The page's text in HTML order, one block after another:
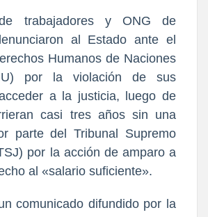
trabajadores y ONG de
al Estado ante el
Humanos de Naciones
por la violación de sus
a la justicia, luego de
casi tres años sin una
parte del Tribunal Supremo
por la acción de amparo a
al «salario suficiente».
comunicado difundido por la